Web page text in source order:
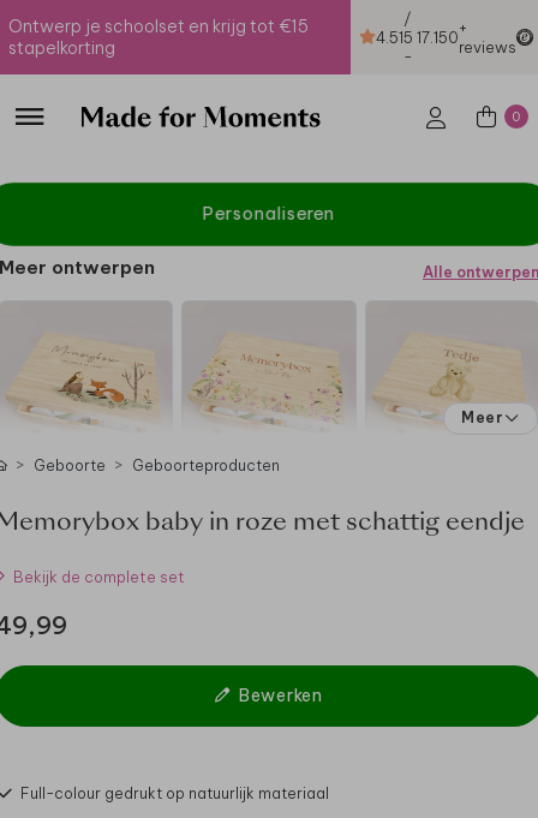
Ontwerp je schoolset en krijg tot €15
stapelkorting
4.51
/
5
-
17.150+
reviews
0
Personaliseren
Meer ontwerpen Alle ontwerpen
Meer
Geboorte Geboorteproducten
baby in roze met schattig eendje
Bekijk de complete set
Bewerken
Full-colour gedrukt op natuurlijk materiaal